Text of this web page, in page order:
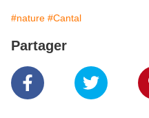
#nature #Cantal
Partager